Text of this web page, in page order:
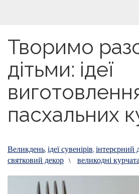
Творимо
дітьми: ідеї
пасхальних
Великдень,ідеї сувенірів,інтерєрний
святковий декор \ великодні курчата